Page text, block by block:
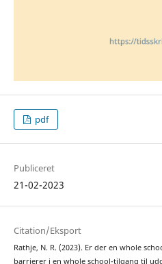
pdf
Publiceret
21-02-2023
Citation/Eksport
Rathje, N. R. (2023). Er der en whole
barrierer i en whole school-tilgang til